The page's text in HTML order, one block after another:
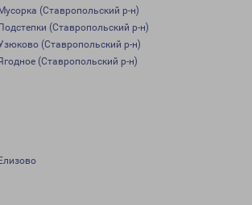
(Ставропольский р-н)
(Ставропольский р-н)
(Ставропольский р-н)
(Ставропольский р-н)